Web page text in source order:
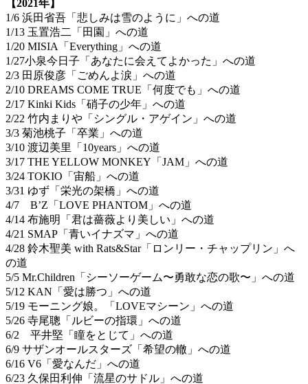
【2021年】
1/6 浜田省吾「悲しみは雪のように」への道
1/13 玉置浩二「田園」への道
1/20 MISIA「Everything」への道
1/27小泉今日子「あなたに会えてよかった」への道
2/3 田原俊彦「ごめんよ涙」への道
2/10 DREAMS COME TRUE「何度でも」への道
2/17 Kinki Kids「硝子の少年」への道
2/22 竹内まりや「シングル・アゲイン」への道
3/3 菊池桃子「卒業」への道
3/10 渡辺美里「10years」への道
3/17 THE YELLOW MONKEY「JAM」への道
3/24 TOKIO「宙船」への道
3/31 ゆず「栄光の架橋」への道
4/7 B’Z「LOVE PHANTOM」への道
4/14 布施明「君は薔薇より美しい」への道
4/21 SMAP「青いイナズマ」への道
4/28 鈴木聖美 with Rats&Star「ロンリー・チャップリン」へ
の道
5/5 Mr.Children「シーソーゲーム〜勇敢な恋の歌〜」への道
5/12 KAN「愛は勝つ」への道
5/19 モーニング娘。「LOVEマシーン」への道
5/26 寺尾聰「ルビーの指環」への道
6/2 平井堅「瞳をとじて」への道
6/9 サザンオールスターズ「希望の轍」への道
6/16 V6「愛なんだ」への道
6/23 久保田利伸「流星のサドル」への道